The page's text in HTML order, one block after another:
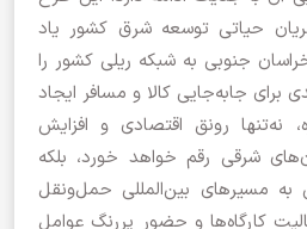
حیاتی توسعه شرق کشور یاد
جنوبی به شبکه ریلی کشور را
جابه‌جایی کالا و مسافر ایجاد
نه‌تنها رونق اقتصادی و افزایش
شرقی رقم خواهد خورد، بلکه
مسیرهای بین‌المللی حمل‌ونقل
کارگاه‌ها و حضور پررنگ عوامل